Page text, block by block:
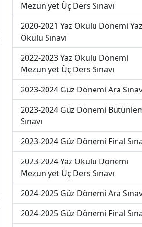
Mezuniyet Üç Ders Sınavı
2020-2021 Yaz Okulu Dönemi Yaz
Okulu Sınavı
2022-2023 Yaz Okulu Dönemi
Mezuniyet Üç Ders Sınavı
2023-2024 Güz Dönemi Ara
2023-2024 Güz Dönemi
Sınavı
2023-2024 Güz Dönemi Final
2023-2024 Yaz Okulu Dönemi
Mezuniyet Üç Ders Sınavı
2024-2025 Güz Dönemi Ara
2024-2025 Güz Dönemi Final